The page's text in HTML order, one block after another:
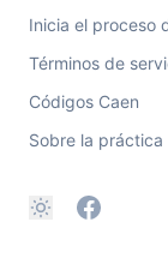
Inicia el proceso
Términos de
Códigos Caen
Sobre la